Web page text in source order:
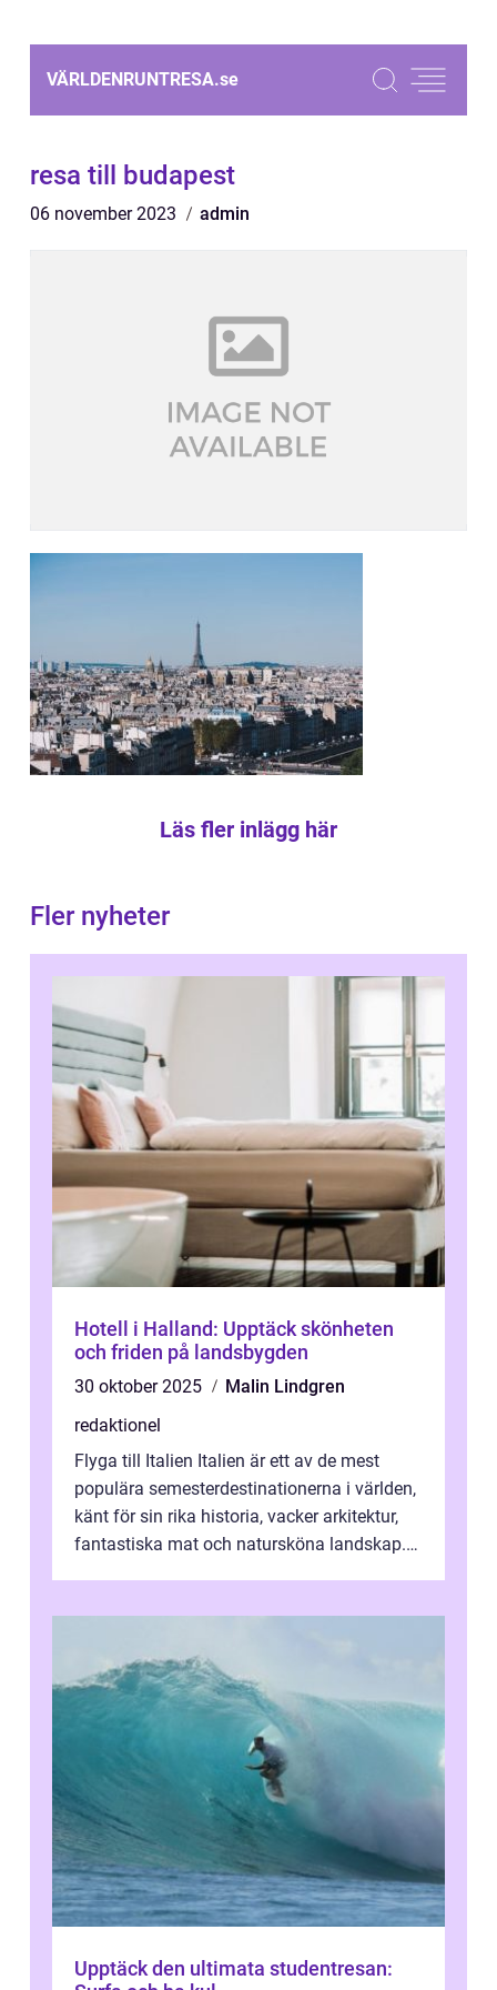
VÄRLDENRUNTRESA.se
resa till budapest
06 november 2023 admin
Läs fler inlägg här
Fler nyheter
Hotell i Halland: Upptäck skönheten
och friden på landsbygden
30 oktober 2025
Malin Lindgren
redaktionel
Flyga till Italien Italien är ett av de mest
populära semesterdestinationerna i världen,
känt för sin rika historia, vacker arkitektur,
fantastiska mat och natursköna landskap.
Upptäck den ultimata studentresan: